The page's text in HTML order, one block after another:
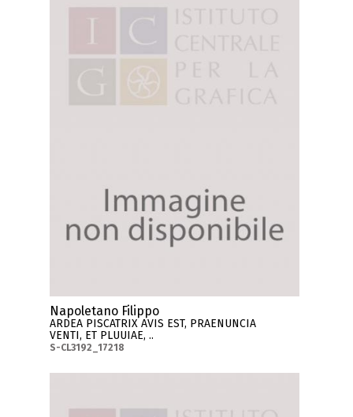
Napoletano Filippo
ARDEA PISCATRIX AVIS EST, PRAENUNCIA
VENTI, ET PLUUIAE, ..
S-CL3192_17218